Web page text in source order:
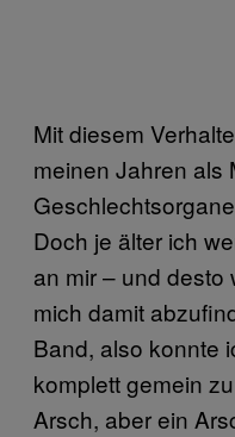
Mit diesem
meinen Jahren als
Doch je älter ich
an mir – und desto
mich damit
Band, also konnte
komplett gemein
Arsch, aber ein